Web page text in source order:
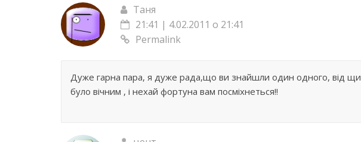
Таня
21:41 | 4.02.2011 о 21:41
Permalink
Дуже гарна пара, я дуже рада,що ви знайшли один одного, від
було вічним , і нехай фортуна вам посміхнеться!!